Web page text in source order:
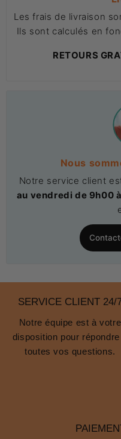
Les frais de livraison
Ils sont calculés en
RETOURS
Nous
Notre service client
au vendredi de 9h00
SERVICE CLIENT 24/
Notre équipe est à votre
disposition pour répondre
toutes vos questions.